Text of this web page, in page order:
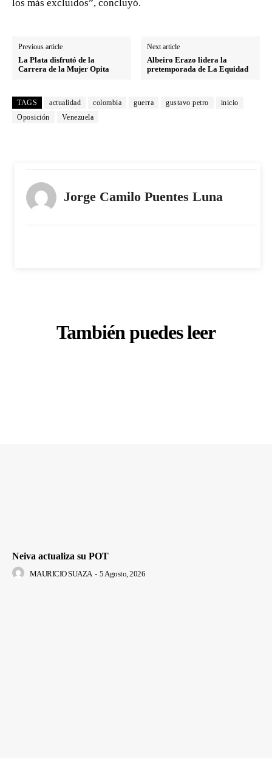
los más excluidos”, concluyó.
Previous article
La Plata disfrutó de la
Carrera de la Mujer Opita
Next article
Albeiro Erazo lidera la
pretemporada de La Equidad
TAGS actualidad colombia guerra gustavo petro
inicio
Oposición
Venezuela
Jorge Camilo Puentes Luna
También puedes leer
Neiva actualiza su POT
MAURICIO SUAZA - 5 Agosto, 2026